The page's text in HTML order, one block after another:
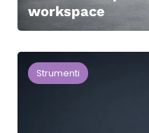
workspace
Strumenti